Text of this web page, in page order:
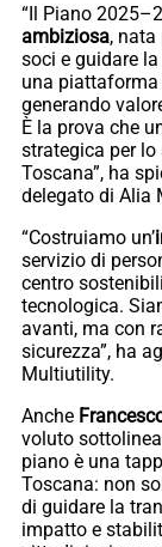
“Il Piano
ambiziosa,
soci e guidare
una piattaforma
generando
È la prova che
strategica per
Toscana”, ha
delegato di Alia
“Costruiamo un’
servizio di
centro
tecnologica.
avanti, ma con
sicurezza”, ha
Multiutility.
Anche
voluto
piano è una
Toscana: non
di guidare la
impatto e